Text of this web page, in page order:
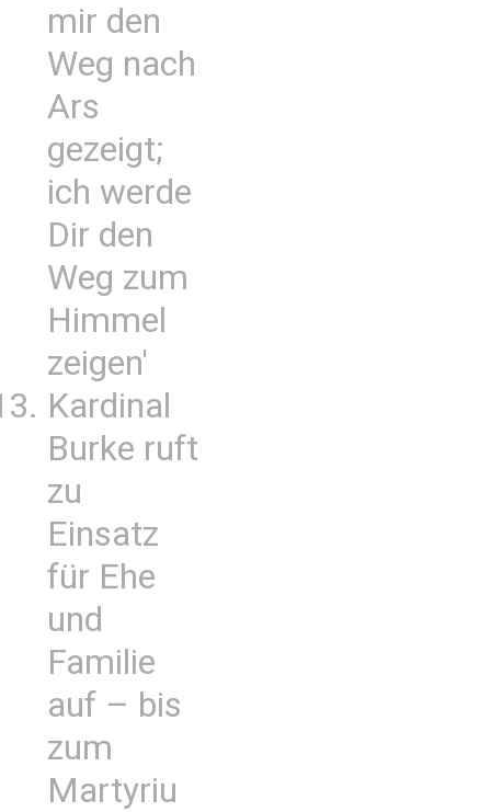
mir den
Weg nach
Ars
gezeigt;
ich werde
Dir den
Weg zum
Himmel
zeigen'
Kardinal
Burke ruft
zu
Einsatz
für Ehe
und
Familie
auf – bis
zum
Martyriu